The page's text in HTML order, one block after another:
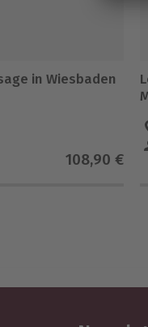
in Wiesbaden
108,90 €